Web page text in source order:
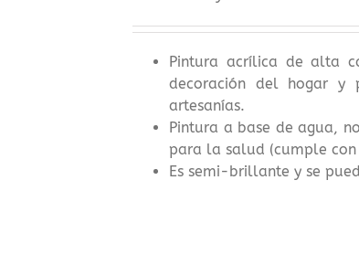
Pintura acrílica de alta
decoración del hogar y
artesanías.
Pintura a base de agua,
para la salud (cumple con
Es semi-brillante y se